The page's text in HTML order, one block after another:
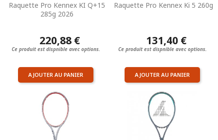
Raquette Pro Kennex KI Q+15
285g 2026
220,88 €
Ce produit est dispnible avec options.
AJOUTER AU PANIER
Raquette Pro Kennex Ki 5 260g
131,40 €
Ce produit est dispnible avec options.
AJOUTER AU PANIER